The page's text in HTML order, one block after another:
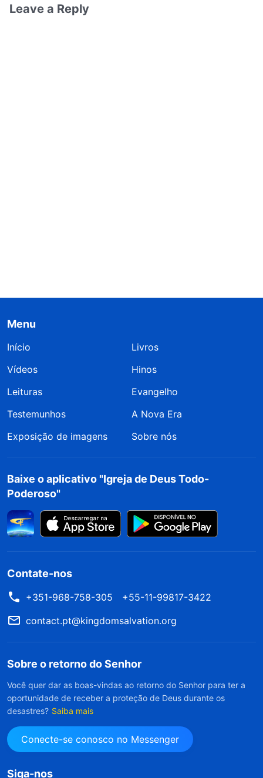
Leave a Reply
Menu
Início
Livros
Vídeos
Hinos
Leituras
Evangelho
Testemunhos
A Nova Era
Exposição de imagens
Sobre nós
Baixe o aplicativo "Igreja de Deus Todo-
Poderoso"
Contate-nos
+351-968-758-305
+55-11-99817-3422
contact.pt@kingdomsalvation.org
Sobre o retorno do Senhor
Você quer dar as boas-vindas ao retorno do Senhor para ter a
oportunidade de receber a proteção de Deus durante os
desastres? Saiba mais
Conecte-se conosco no Messenger
Siga-nos